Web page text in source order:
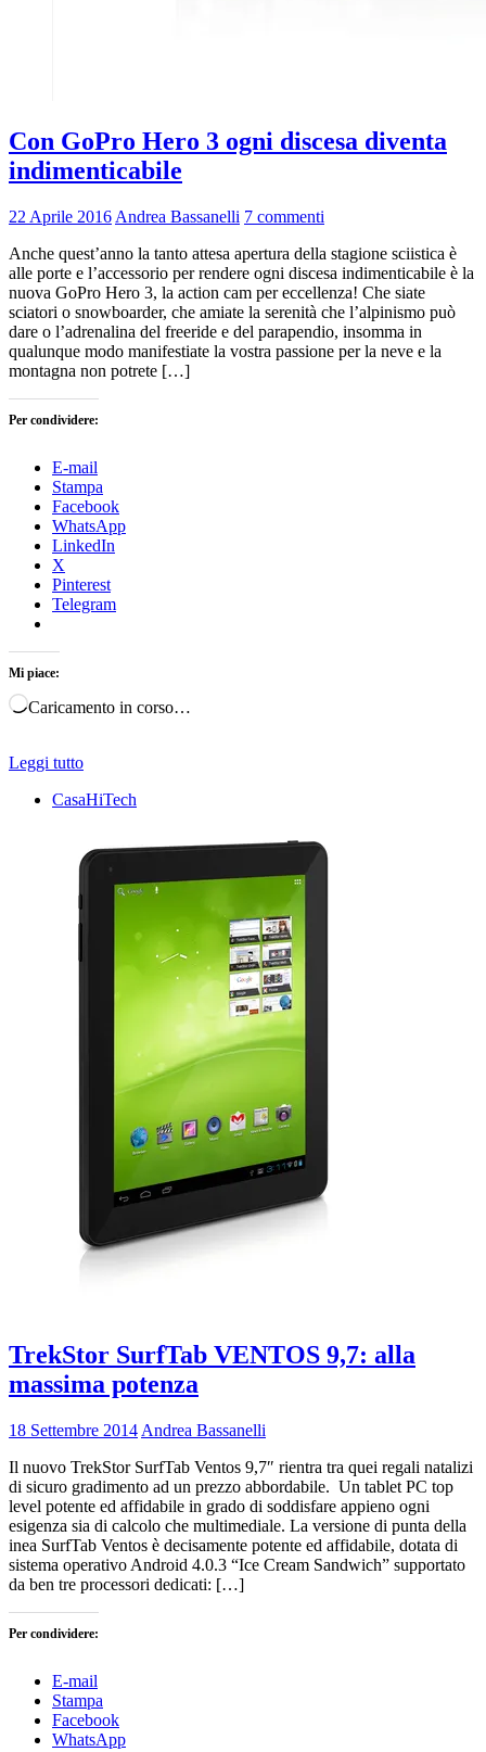
Con GoPro Hero 3 ogni discesa diventa
indimenticabile
22 Aprile 2016 Andrea Bassanelli 7 commenti
Anche quest’anno la tanto attesa apertura della stagione sciistica è
alle porte e l’accessorio per rendere ogni discesa indimenticabile è la
nuova GoPro Hero 3, la action cam per eccellenza! Che siate
sciatori o snowboarder, che amiate la serenità che l’alpinismo può
dare o l’adrenalina del freeride e del parapendio, insomma in
qualunque modo manifestiate la vostra passione per la neve e la
montagna non potrete […]
Per condividere:
E-mail
Stampa
Facebook
WhatsApp
LinkedIn
X
Pinterest
Telegram
Mi piace:
Caricamento in corso…
Leggi tutto
CasaHiTech
TrekStor SurfTab VENTOS 9,7: alla
massima potenza
18 Settembre 2014 Andrea Bassanelli
Il nuovo TrekStor SurfTab Ventos 9,7″ rientra tra quei regali natalizi
di sicuro gradimento ad un prezzo abbordabile. Un tablet PC top
level potente ed affidabile in grado di soddisfare appieno ogni
esigenza sia di calcolo che multimediale. La versione di punta della
inea SurfTab Ventos è decisamente potente ed affidabile, dotata di
sistema operativo Android 4.0.3 “Ice Cream Sandwich” supportato
da ben tre processori dedicati: […]
Per condividere:
E-mail
Stampa
Facebook
WhatsApp